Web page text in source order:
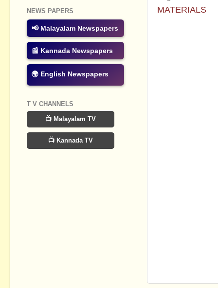
MATERIALS
NEWS PAPERS
📢 Malayalam Newspapers
📰 Kannada Newspapers
🌍 English Newspapers
T V CHANNELS
📺 Malayalam TV
📺 Kannada TV